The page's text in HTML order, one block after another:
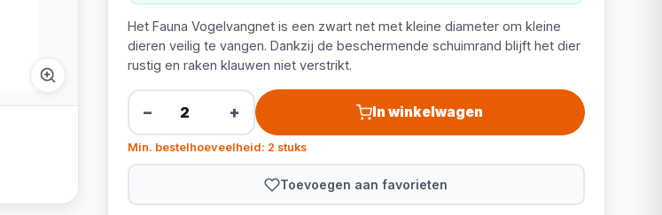
Het Fauna Vogelvangnet is een zwart net met kleine diameter om kleine
dieren veilig te vangen. Dankzij de beschermende schuimrand blijft het dier
rustig en raken klauwen niet verstrikt.
− + In winkelwagen
Min. bestelhoeveelheid: 2 stuks
Toevoegen aan favorieten